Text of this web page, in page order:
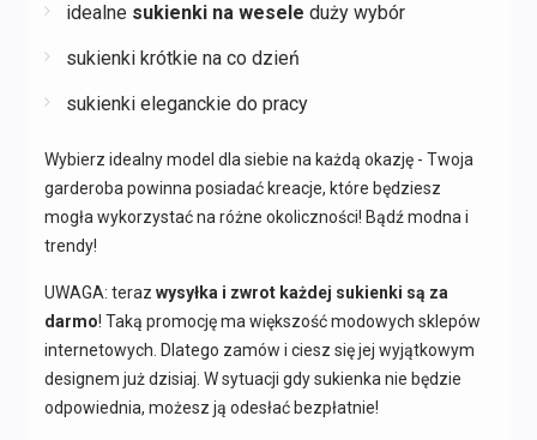
idealne sukienki na wesele duży wybór
sukienki krótkie na co dzień
sukienki eleganckie do pracy
Wybierz idealny model dla siebie na każdą okazję - Twoja
garderoba powinna posiadać kreacje, które będziesz
mogła wykorzystać na różne okoliczności! Bądź modna i
trendy!
UWAGA: teraz wysyłka i zwrot każdej sukienki są za
darmo! Taką promocję ma większość modowych sklepów
internetowych. Dlatego zamów i ciesz się jej wyjątkowym
designem już dzisiaj. W sytuacji gdy sukienka nie będzie
odpowiednia, możesz ją odesłać bezpłatnie!